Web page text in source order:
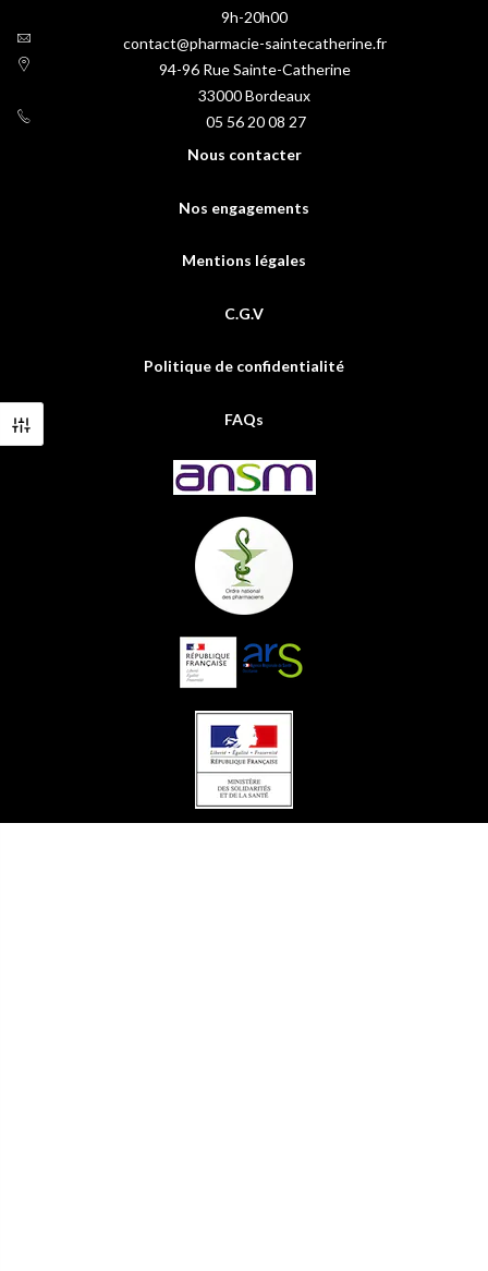
9h-20h00
contact@pharmacie-saintecatherine.fr
94-96 Rue Sainte-Catherine
33000Bordeaux
05 56 20 08 27
Nous contacter
Nos engagements
Mentions légales
C.G.V
Politique de confidentialité
FAQs